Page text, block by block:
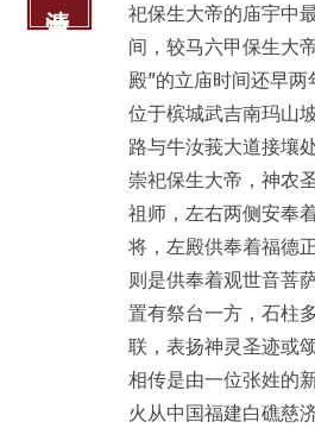
祀保生大帝的庙宇中
间，较马六甲保生大
殿”的立庙时间还早两
位于槟城武吉南玛山
路与牛汝莪大道接壤
崇祀保生大帝，神农
祖师，左右两侧安奉
将，左殿供奉着福德
则是供奉着观世音菩
置有祭台一方，石柱
联，表扬神灵圣迹或
相传是由一位张姓的
火从中国福建白礁慈